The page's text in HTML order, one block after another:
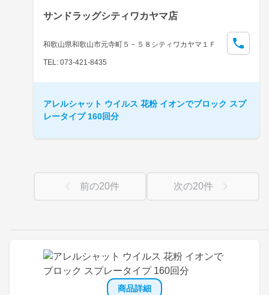
商品詳細
サンドラッグシティワカヤマ店
和歌山県和歌山市元寺町５－５８シティワカヤマ１Ｆ
TEL: 073-421-8435
アレルシャット ウイルス 花粉 イオンでブロック スプ
レータイプ 160回分
前の20件 次の20件